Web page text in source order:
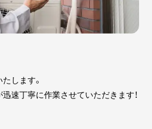
します。
速丁寧に作業させていただきます！